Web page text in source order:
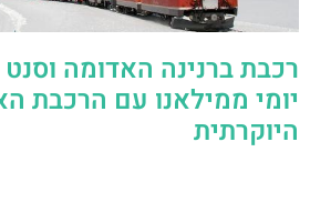
רכבת ברנינה האדומה וסנט
יומי ממילאנו עם הרכבת
היוקרתית